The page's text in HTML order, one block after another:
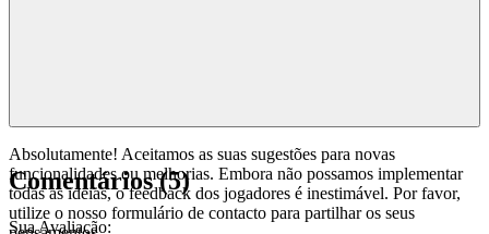
Absolutamente! Aceitamos as suas sugestões para novas
funcionalidades ou melhorias. Embora não possamos implementar
todas as ideias, o feedback dos jogadores é inestimável. Por favor,
utilize o nosso formulário de contacto para partilhar os seus
Comentários(5)
Sua Avaliação: